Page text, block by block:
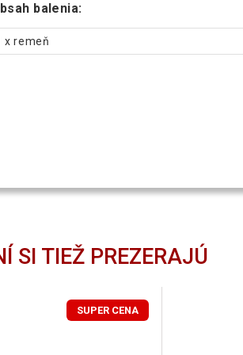
balenia:
x remeň
SI TIEŽ PREZERAJÚ
SUPER CENA